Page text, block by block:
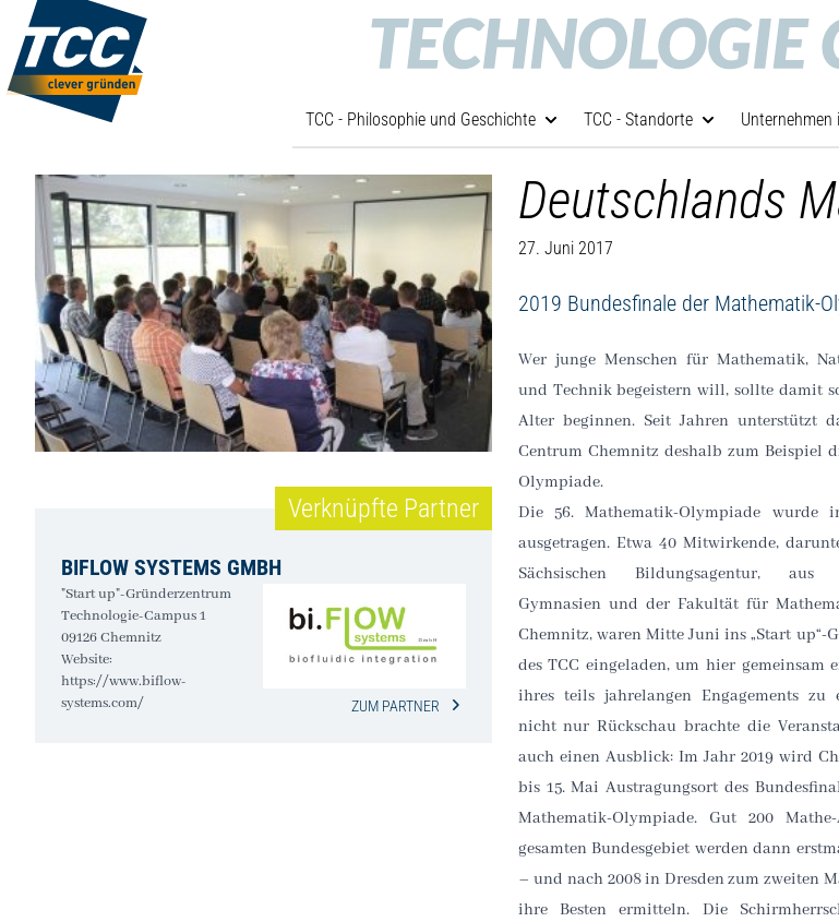
TCC - Philosophie und Geschichte TCC - Standorte Unternehmen
Deutschlands
27. Juni 2017
2019 Bundesfinale der Mathematik-
Wer junge Menschen für Mathematik,
und Technik begeistern will, sollte damit
Alter beginnen. Seit Jahren unterstützt
Centrum Chemnitz deshalb zum Beispiel
Olympiade.
Die 56. Mathematik-Olympiade wurde
ausgetragen. Etwa 40 Mitwirkende,
Sächsischen Bildungsagentur, aus
Gymnasien und der Fakultät für
Chemnitz, waren Mitte Juni ins „Start up“-
des TCC eingeladen, um hier gemeinsam eine
ihres teils jahrelangen Engagements zu
nicht nur Rückschau brachte die
auch einen Ausblick: Im Jahr 2019 wird
bis 15. Mai Austragungsort des
Mathematik-Olympiade. Gut 200
gesamten Bundesgebiet werden dann
– und nach 2008 in Dresden zum zweiten
ihre Besten ermitteln. Die
Förderung mathematisch-
interessierter und begabter Schüler.
Vorbereitung des Ereignisses vielfältige
mathematisch-
Verknüpfte Partner
BIFLOW SYSTEMS GMBH
"Start up"-Gründerzentrum
Technologie-Campus 1
09126 Chemnitz
Website:
https://www.biflow-
systems.com/
ZUM PARTNER